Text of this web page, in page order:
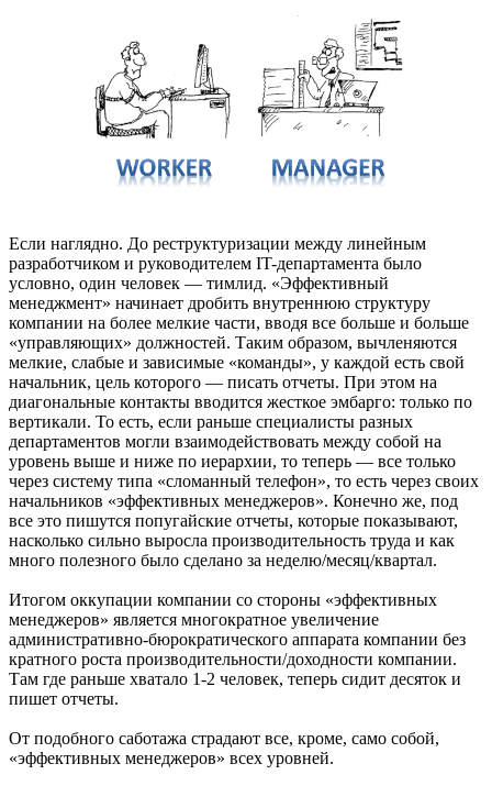
Если наглядно. До реструктуризации между линейным
разработчиком и руководителем IT-департамента было
условно, один человек — тимлид. «Эффективный
менеджмент» начинает дробить внутреннюю структуру
компании на более мелкие части, вводя все больше и больше
«управляющих» должностей. Таким образом, вычленяются
мелкие, слабые и зависимые «команды», у каждой есть свой
начальник, цель которого — писать отчеты. При этом на
диагональные контакты вводится жесткое эмбарго: только по
вертикали. То есть, если раньше специалисты разных
департаментов могли взаимодействовать между собой на
уровень выше и ниже по иерархии, то теперь — все только
через систему типа «сломанный телефон», то есть через своих
начальников «эффективных менеджеров». Конечно же, под
все это пишутся попугайские отчеты, которые показывают,
насколько сильно выросла производительность труда и как
много полезного было сделано за неделю/месяц/квартал.
Итогом оккупации компании со стороны «эффективных
менеджеров» является многократное увеличение
административно-бюрократического аппарата компании без
кратного роста производительности/доходности компании.
Там где раньше хватало 1-2 человек, теперь сидит десяток и
пишет отчеты.
От подобного саботажа страдают все, кроме, само собой,
«эффективных менеджеров» всех уровней.